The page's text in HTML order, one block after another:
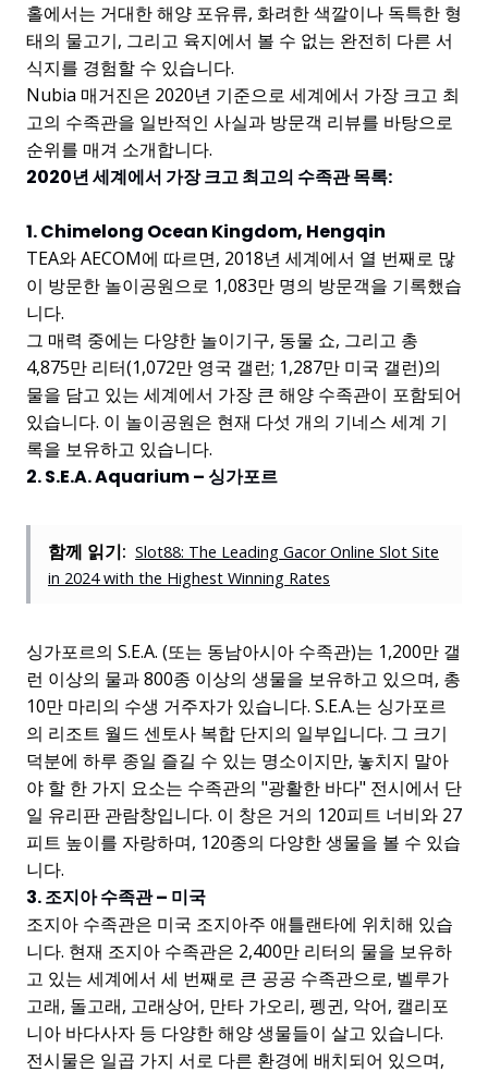
홀에서는 거대한 해양 포유류, 화려한 색깔이나 독특한 형
태의 물고기, 그리고 육지에서 볼 수 없는 완전히 다른 서
식지를 경험할 수 있습니다.
Nubia 매거진은 2020년 기준으로 세계에서 가장 크고 최
고의 수족관을 일반적인 사실과 방문객 리뷰를 바탕으로
순위를 매겨 소개합니다.
2020년 세계에서 가장 크고 최고의 수족관 목록:
1. Chimelong Ocean Kingdom, Hengqin
TEA와 AECOM에 따르면, 2018년 세계에서 열 번째로 많
이 방문한 놀이공원으로 1,083만 명의 방문객을 기록했습
니다.
그 매력 중에는 다양한 놀이기구, 동물 쇼, 그리고 총
4,875만 리터(1,072만 영국 갤런; 1,287만 미국 갤런)의
물을 담고 있는 세계에서 가장 큰 해양 수족관이 포함되어
있습니다. 이 놀이공원은 현재 다섯 개의 기네스 세계 기
록을 보유하고 있습니다.
2. S.E.A. Aquarium – 싱가포르
함께 읽기: Slot88: The Leading Gacor Online Slot Site
in 2024 with the Highest Winning Rates
싱가포르의 S.E.A. (또는 동남아시아 수족관)는 1,200만 갤
런 이상의 물과 800종 이상의 생물을 보유하고 있으며, 총
10만 마리의 수생 거주자가 있습니다. S.E.A.는 싱가포르
의 리조트 월드 센토사 복합 단지의 일부입니다. 그 크기
덕분에 하루 종일 즐길 수 있는 명소이지만, 놓치지 말아
야 할 한 가지 요소는 수족관의 "광활한 바다" 전시에서 단
일 유리판 관람창입니다. 이 창은 거의 120피트 너비와 27
피트 높이를 자랑하며, 120종의 다양한 생물을 볼 수 있습
니다.
3. 조지아 수족관 – 미국
조지아 수족관은 미국 조지아주 애틀랜타에 위치해 있습
니다. 현재 조지아 수족관은 2,400만 리터의 물을 보유하
고 있는 세계에서 세 번째로 큰 공공 수족관으로, 벨루가
고래, 돌고래, 고래상어, 만타 가오리, 펭귄, 악어, 캘리포
니아 바다사자 등 다양한 해양 생물들이 살고 있습니다.
전시물은 일곱 가지 서로 다른 환경에 배치되어 있으며,